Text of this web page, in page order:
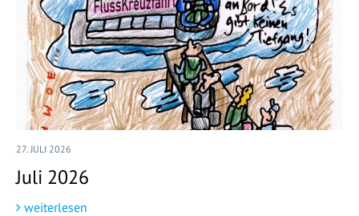
27. JULI 2026
Juli 2026
weiterlesen